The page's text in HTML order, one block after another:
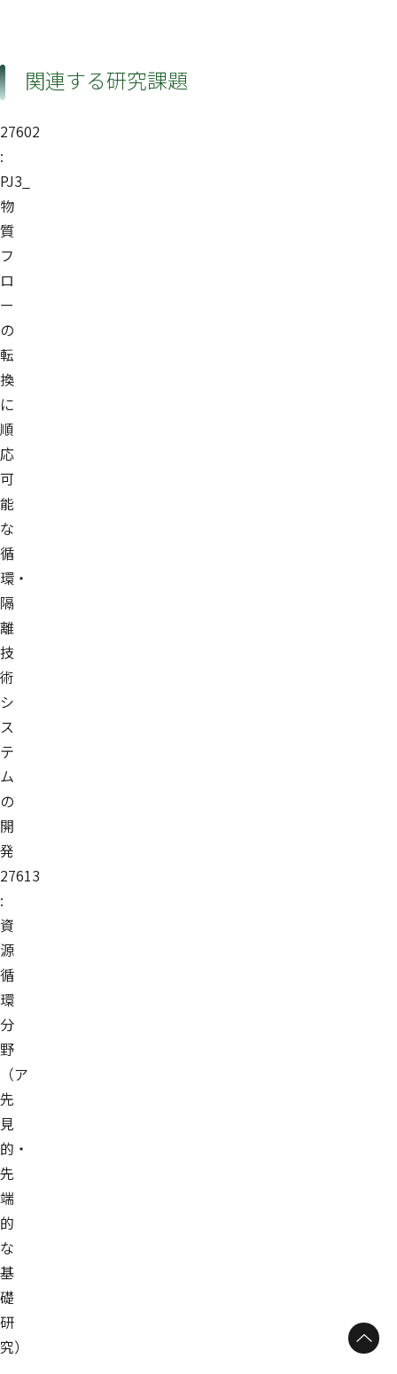
関連する研究課題
27602
:
PJ3_
物
質
フ
ロ
ー
の
転
換
に
順
応
可
能
な
循
環・
隔
離
技
術
シ
ス
テ
ム
の
開
発
27613
:
資
源
循
環
分
野
（ア
先
見
的・
先
端
的
な
基
礎
研
究）